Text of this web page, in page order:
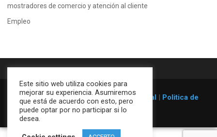
mostradores de comercio y atención al cliente
Empleo
© 1996-2026Estanterías Galser|Aviso legal | Politica de
cookies
Este sitio web utiliza cookies para
mejorar su experiencia. Asumiremos
que está de acuerdo con esto, pero
puede optar por no participar si lo
desea.